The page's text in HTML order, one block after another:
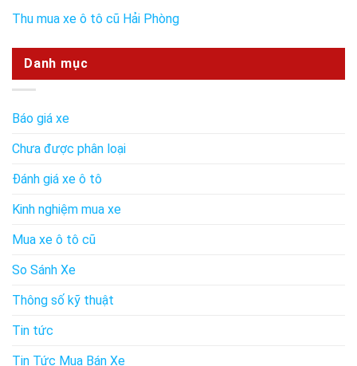
Thu mua xe ô tô cũ Hải Phòng
Danh mục
Báo giá xe
Chưa được phân loại
Đánh giá xe ô tô
Kinh nghiệm mua xe
Mua xe ô tô cũ
So Sánh Xe
Thông số kỹ thuật
Tin tức
Tin Tức Mua Bán Xe